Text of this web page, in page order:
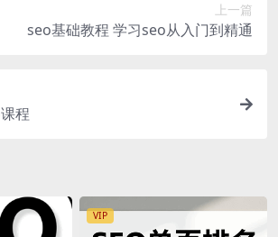
上一篇
seo基础教程 学习seo从入门到精通
程
VIP